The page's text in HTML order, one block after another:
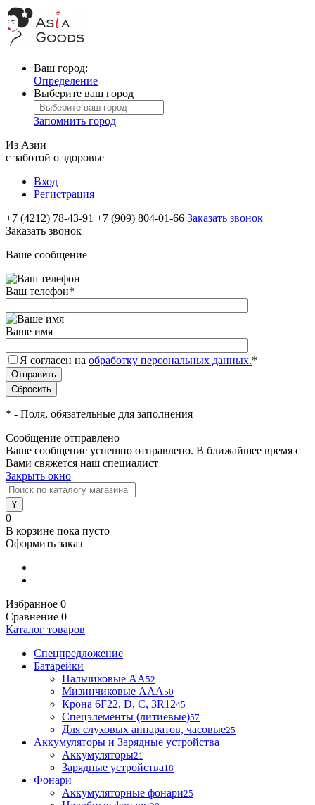
Ваш город:
Определение
Выберите ваш город
Запомнить город
Из Азии
с заботой о здоровье
Вход
Регистрация
+7 (4212) 78-43-91 +7 (909) 804-01-66 Заказать звонок
Заказать звонок
Ваше сообщение
Ваш телефон*
Ваше имя
Я согласен на обработку персональных данных.*
* - Поля, обязательные для заполнения
Сообщение отправлено
Ваше сообщение успешно отправлено. В ближайшее время с
Вами свяжется наш специалист
Закрыть окно
0
В корзине пока пусто
Оформить заказ
Избранное 0
Сравнение 0
Каталог товаров
Спецпредложение
Батарейки
Пальчиковые АА52
Мизинчиковые ААА50
Крона 6F22, D, C, 3R1245
Спецэлементы (литиевые)57
Для слуховых аппаратов, часовые25
Аккумуляторы и Зарядные устройства
Аккумуляторы21
Зарядные устройства18
Фонари
Аккумуляторные фонари25